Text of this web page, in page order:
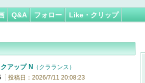
Q&A フォロー Like・クリップ
アップ N （クラランス）
投稿日：2026/7/11 20:08:23